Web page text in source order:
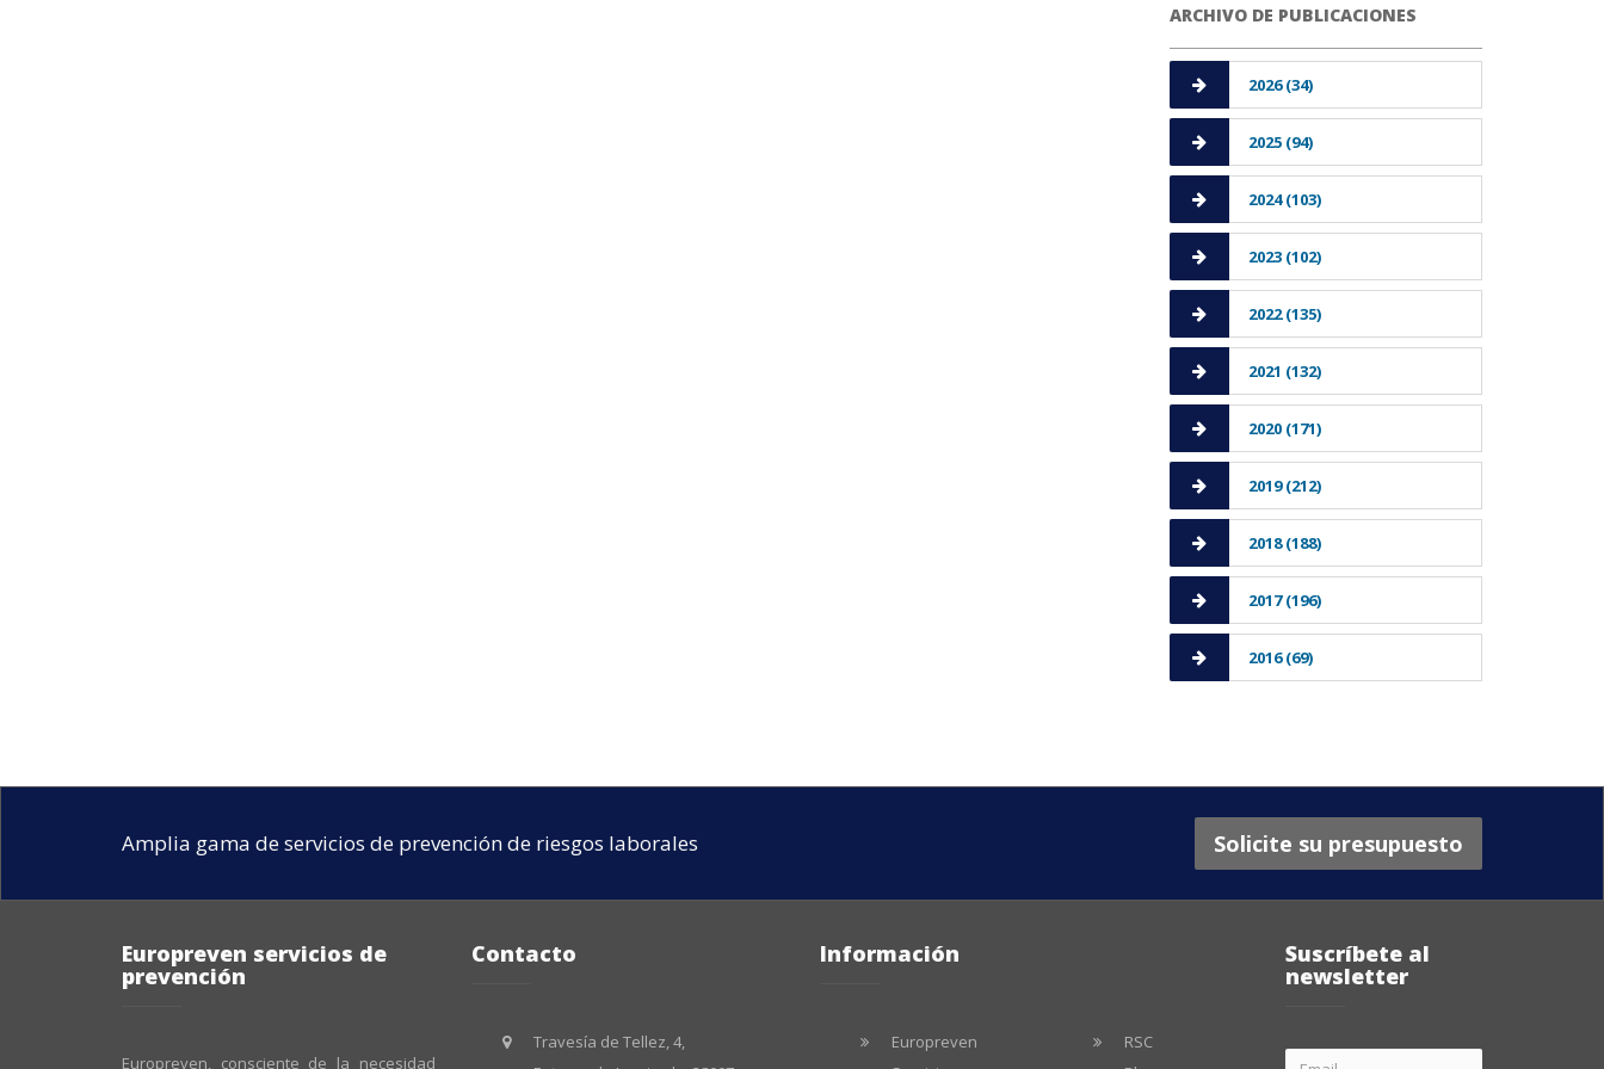
ARCHIVO DE PUBLICACIONES
2026 (34)
2025 (94)
2024 (103)
2023 (102)
2022 (135)
2021 (132)
2020 (171)
2019 (212)
2018 (188)
2017 (196)
2016 (69)
Amplia gama de servicios de prevención de riesgos laborales Solicite su presupuesto
Europreven servicios de
prevención
Europreven, consciente de la necesidad
Contacto
Travesía de Tellez, 4,
Información
Europreven
RSC
Suscríbete al
newsletter